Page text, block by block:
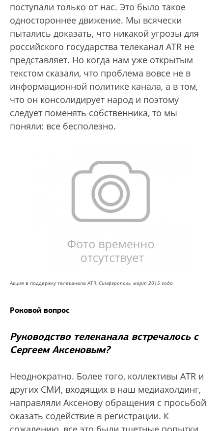
поступали только от нас. Это было такое
одностороннее движение. Мы всячески
пытались доказать, что никакой угрозы для
российского государства телеканал ATR не
представляет. Но когда нам уже открытым
текстом сказали, что проблема вовсе не в
информационной политике канала, а в том,
что он консолидирует народ и поэтому
следует поменять собственника, то мы
поняли: все бесполезно.
Акция в поддержку телеканала ATR, Симферополь, март 2015 года
Роковой вопрос
Руководство телеканала встречалось с
Сергеем Аксеновым?
Неоднократно. Более того, коллективы ATR и
других СМИ, входящих в наш медиахолдинг,
направляли Аксенову обращения с просьбой
оказать содействие в регистрации. К